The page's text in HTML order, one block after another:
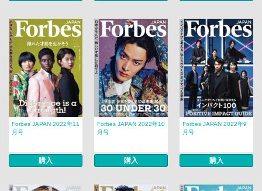
Forbes JAPAN 2022年11
月号
購入
Forbes JAPAN 2022年10
月号
購入
Forbes JAPAN 2022年9
月号
購入